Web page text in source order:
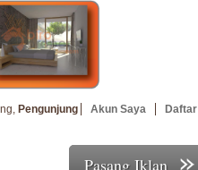
Pengunjung Akun Saya Daftar
Pasang Iklan